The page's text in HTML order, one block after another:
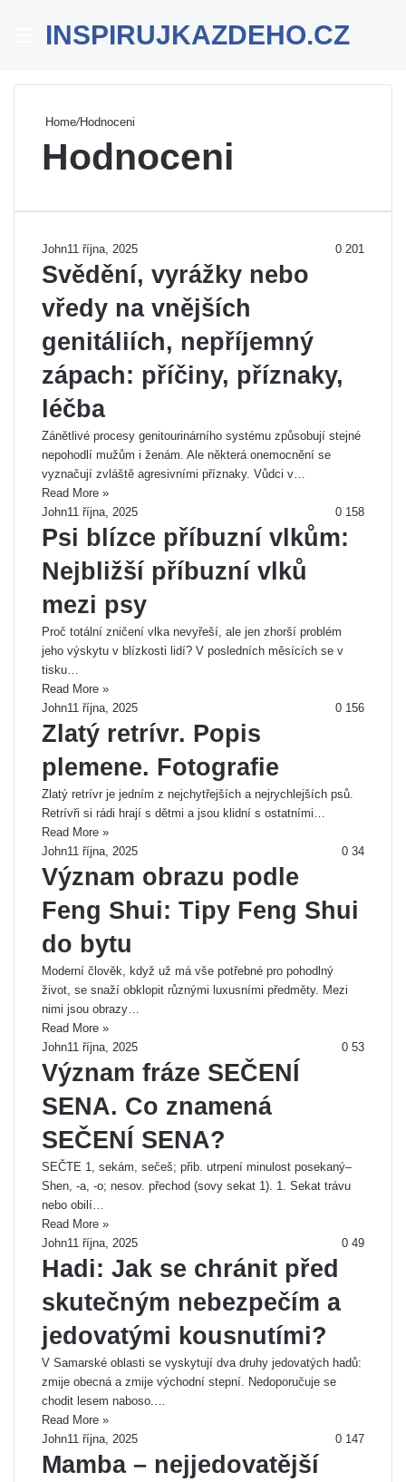
Menu
INSPIRUJKAZDEHO.CZ
Home/Hodnoceni
Hodnoceni
John11 října, 2025 0 201
Svědění, vyrážky nebo
vředy na vnějších
genitáliích, nepříjemný
zápach: příčiny, příznaky,
léčba
Zánětlivé procesy genitourinárního systému způsobují stejné
nepohodlí mužům i ženám. Ale některá onemocnění se
vyznačují zvláště agresivními příznaky. Vůdci v…
Read More »
John11 října, 2025 0 158
Psi blízce příbuzní vlkům:
Nejbližší příbuzní vlků
mezi psy
Proč totální zničení vlka nevyřeší, ale jen zhorší problém
jeho výskytu v blízkosti lidí? V posledních měsících se v
tisku…
Read More »
John11 října, 2025 0 156
Zlatý retrívr. Popis
plemene. Fotografie
Zlatý retrívr je jedním z nejchytřejších a nejrychlejších psů.
Retrívři si rádi hrají s dětmi a jsou klidní s ostatními…
Read More »
John11 října, 2025 0 34
Význam obrazu podle
Feng Shui: Tipy Feng Shui
do bytu
Moderní člověk, když už má vše potřebné pro pohodlný
život, se snaží obklopit různými luxusními předměty. Mezi
nimi jsou obrazy…
Read More »
John11 října, 2025 0 53
Význam fráze SEČENÍ
SENA. Co znamená
SEČENÍ SENA?
SEČTE 1, sekám, sečeš; přib. utrpení minulost posekaný–
Shen, -a, -o; nesov. přechod (sovy sekat 1). 1. Sekat trávu
nebo obilí…
Read More »
John11 října, 2025 0 49
Hadi: Jak se chránit před
skutečným nebezpečím a
jedovatými kousnutími?
V Samarské oblasti se vyskytují dva druhy jedovatých hadů:
zmije obecná a zmije východní stepní. Nedoporučuje se
chodit lesem naboso.…
Read More »
John11 října, 2025 0 147
Mamba – nejjedovatější